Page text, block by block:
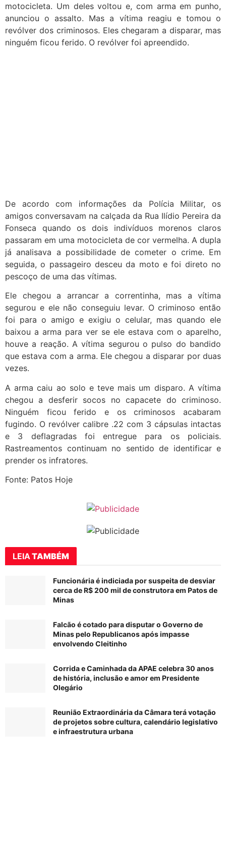
motocicleta. Um deles voltou e, com arma em punho,
anunciou o assalto. Mas a vítima reagiu e tomou o
revólver dos criminosos. Eles chegaram a disparar, mas
ninguém ficou ferido. O revólver foi apreendido.
De acordo com informações da Polícia Militar, os
amigos conversavam na calçada da Rua Ilídio Pereira da
Fonseca quando os dois indivíduos morenos claros
passaram em uma motocicleta de cor vermelha. A dupla
já analisava a possibilidade de cometer o crime. Em
seguida, o passageiro desceu da moto e foi direto no
pescoço de uma das vítimas.
Ele chegou a arrancar a correntinha, mas a vítima
segurou e ele não conseguiu levar. O criminoso então
foi para o amigo e exigiu o celular, mas quando ele
baixou a arma para ver se ele estava com o aparelho,
houve a reação. A vítima segurou o pulso do bandido
que estava com a arma. Ele chegou a disparar por duas
vezes.
A arma caiu ao solo e teve mais um disparo. A vítima
chegou a desferir socos no capacete do criminoso.
Ninguém ficou ferido e os criminosos acabaram
fugindo. O revólver calibre .22 com 3 cápsulas intactas
e 3 deflagradas foi entregue para os policiais.
Rastreamentos continuam no sentido de identificar e
prender os infratores.
Fonte: Patos Hoje
LEIATAMBÉM
Funcionária é indiciada por suspeita de desviar
cerca de R$ 200 mil de construtora em Patos de
Minas
Falcão é cotado para disputar o Governo de
Minas pelo Republicanos após impasse
envolvendo Cleitinho
Corrida e Caminhada da APAE celebra 30 anos
de história, inclusão e amor em Presidente
Olegário
Reunião Extraordinária da Câmara terá votação
de projetos sobre cultura, calendário legislativo
e infraestrutura urbana